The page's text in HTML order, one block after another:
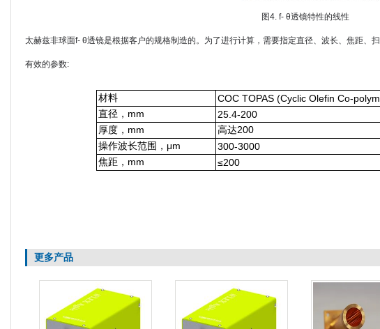
图4. f- θ透镜特性的线性
太赫兹非球面f- θ透镜是根据客户的规格制造的。为了进行计算，需要指定直径、波长、焦距、
有效的参数:
材料
COC TOPAS (Cyclic Olefin Co-
直径，mm
25.4-200
厚度，mm
高达200
操作波长范围，μm
300-3000
焦距，mm
≤200
更多产品